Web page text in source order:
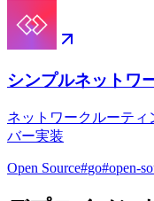
シンプルネットワ
ネットワークルーテ
バー実装
Open Source#go#open-